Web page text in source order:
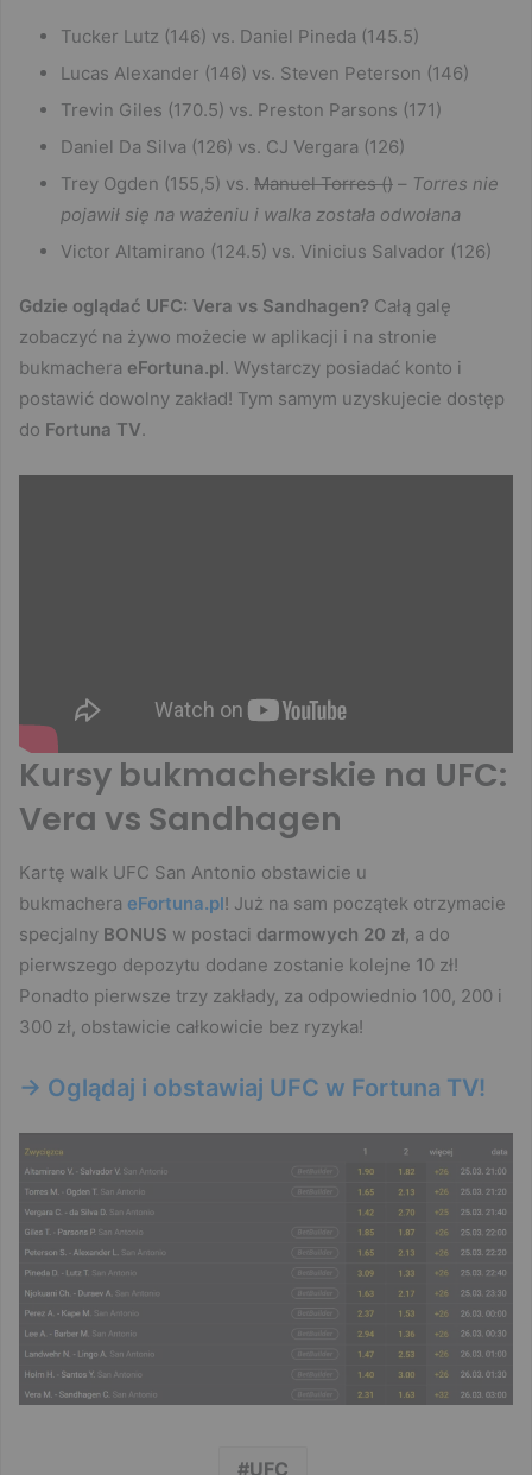
Tucker Lutz (146) vs. Daniel Pineda (145.5)
Lucas Alexander (146) vs. Steven Peterson (146)
Trevin Giles (170.5) vs. Preston Parsons (171)
Daniel Da Silva (126) vs. CJ Vergara (126)
Trey Ogden (155,5) vs. Manuel Torres () – Torres nie
pojawił się na ważeniu i walka została odwołana
Victor Altamirano (124.5) vs. Vinicius Salvador (126)
Gdzie oglądać UFC: Vera vs Sandhagen? Całą galę
zobaczyć na żywo możecie w aplikacji i na stronie
bukmachera eFortuna.pl. Wystarczy posiadać konto i
postawić dowolny zakład! Tym samym uzyskujecie dostęp
do Fortuna TV.
Kursy bukmacherskie na UFC:
Vera vs Sandhagen
Kartę walk UFC San Antonio obstawicie u
bukmachera eFortuna.pl! Już na sam początek otrzymacie
specjalny BONUS w postaci darmowych 20 zł, a do
pierwszego depozytu dodane zostanie kolejne 10 zł!
Ponadto pierwsze trzy zakłady, za odpowiednio 100, 200 i
300 zł, obstawicie całkowicie bez ryzyka!
-> Oglądaj i obstawiaj UFC w Fortuna TV!
UFC